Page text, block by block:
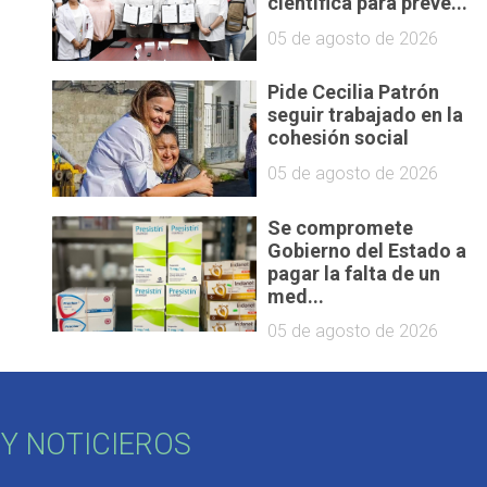
05 de agosto de 2026
Pide Cecilia Patrón
seguir trabajado en la
cohesión social
05 de agosto de 2026
Se compromete
Gobierno del Estado a
pagar la falta de un
med...
05 de agosto de 2026
NOTICIEROS